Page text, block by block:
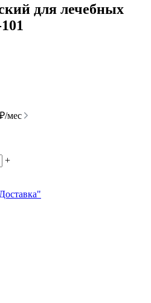
для лечебных
мес
+